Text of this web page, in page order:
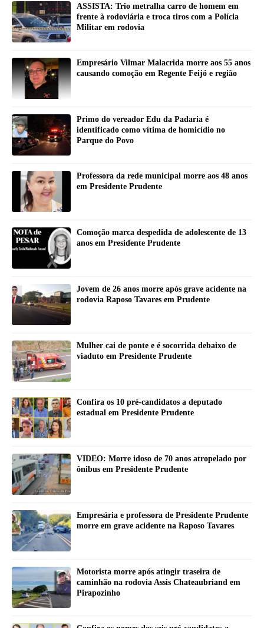
ASSISTA: Trio metralha carro de homem em
frente à rodoviária e troca tiros com a Polícia
Militar em rodovia
Empresário Vilmar Malacrida morre aos 55 anos
causando comoção em Regente Feijó e região
Primo do vereador Edu da Padaria é
identificado como vítima de homicídio no
Parque do Povo
Professora da rede municipal morre aos 48 anos
em Presidente Prudente
Comoção marca despedida de adolescente de 13
anos em Presidente Prudente
Jovem de 26 anos morre após grave acidente na
rodovia Raposo Tavares em Prudente
Mulher cai de ponte e é socorrida debaixo de
viaduto em Presidente Prudente
Confira os 10 pré-candidatos a deputado
estadual em Presidente Prudente
VIDEO: Morre idoso de 70 anos atropelado por
ônibus em Presidente Prudente
Empresária e professora de Presidente Prudente
morre em grave acidente na Raposo Tavares
Motorista morre após atingir traseira de
caminhão na rodovia Assis Chateaubriand em
Pirapozinho